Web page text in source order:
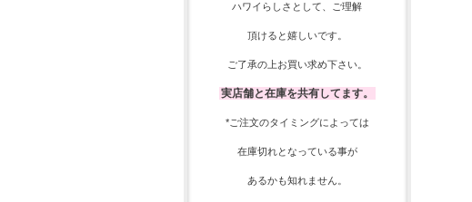
ハワイらしさとして、 ご理解
頂ける と嬉しいです。
ご了承の上お買い求め下さい。
実店舗と在庫を共有してます。
*ご注文のタイミングによっては
在庫切れとなっている事が
あるかも知れません。